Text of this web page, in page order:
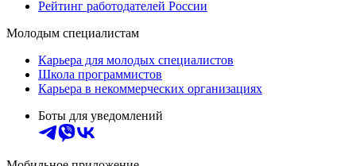
Рейтинг работодателей России
Молодым специалистам
Карьера для молодых специалистов
Школа программистов
Карьера в некоммерческих организациях
Боты для уведомлений